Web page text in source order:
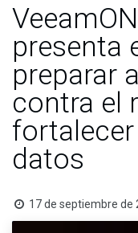
presenta
preparar
contra el
datos
17 de septiembre de